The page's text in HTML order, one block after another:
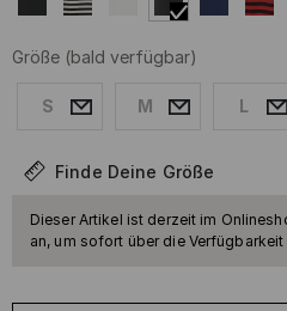
Größe (bald verfügbar)
S M L
Finde Deine Größe
Dieser Artikel ist derzeit im
an, um sofort über die